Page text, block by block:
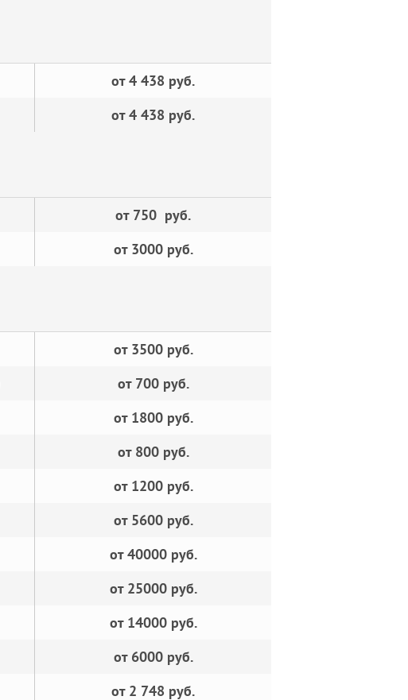
от 4 438 руб.
от 4 438 руб.
от 750 руб.
от 3000 руб.
от 3500 руб.
от 700 руб.
от 1800 руб.
от 800 руб.
от 1200 руб.
от 5600 руб.
от 40000 руб.
от 25000 руб.
от 14000 руб.
от 6000 руб.
от 2 748 руб.